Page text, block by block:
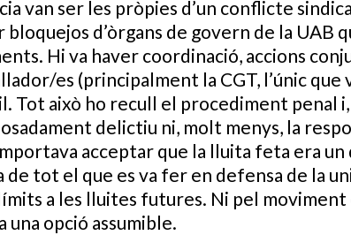
van ser les pròpies d’un conflicte
d’òrgans de govern de la UAB
Hi va haver coordinació, accions
es (principalment la CGT, l’únic que
Tot això ho recull el procediment penal i,
delictiu ni, molt menys, la
acceptar que la lluita feta era un
de tot el que es va fer en defensa de la
a les lluites futures. Ni pel
una opció assumible.